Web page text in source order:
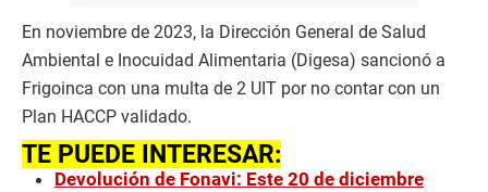
En noviembre de 2023, la Dirección General de Salud
Ambiental e Inocuidad Alimentaria (Digesa) sancionó a
Frigoinca con una multa de 2 UIT por no contar con un
Plan HACCP validado.
TE PUEDE INTERESAR:
Devolución de Fonavi: Este 20 de diciembre